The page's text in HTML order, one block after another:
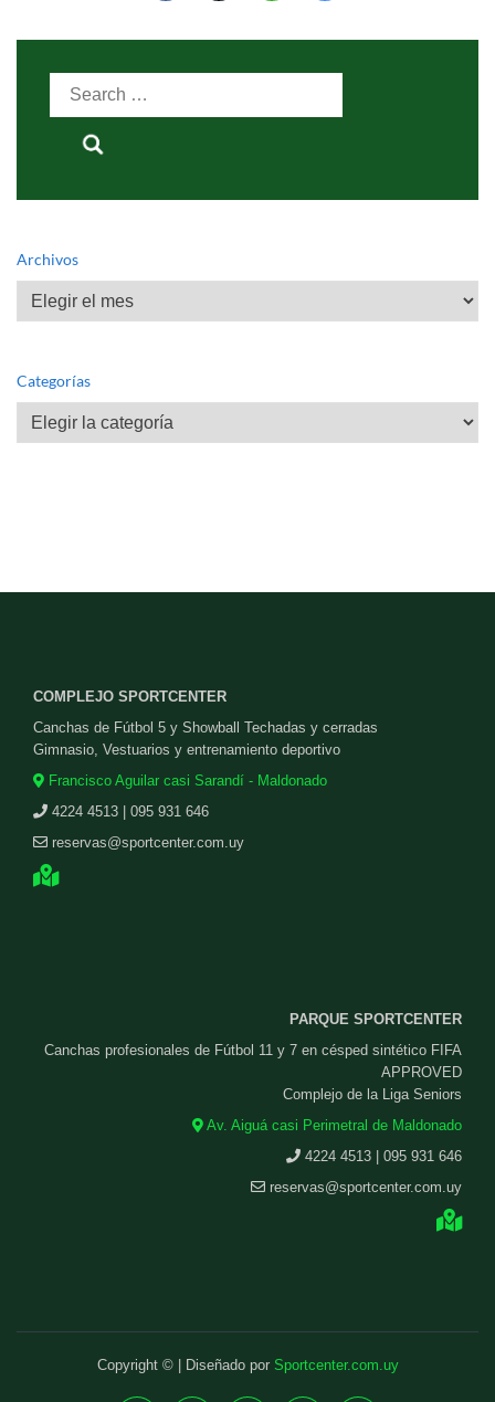
Search
Archivos
Archivos
Categorías
Categorías
COMPLEJO SPORTCENTER
Canchas de Fútbol 5 y Showball Techadas y cerradas
Gimnasio, Vestuarios y entrenamiento deportivo
Francisco Aguilar casi Sarandí - Maldonado
4224 4513 | 095 931 646
reservas@sportcenter.com.uy
PARQUE SPORTCENTER
Canchas profesionales de Fútbol 11 y 7 en césped sintético FIFA
APPROVED
Complejo de la Liga Seniors
Av. Aiguá casi Perimetral de Maldonado
4224 4513 | 095 931 646
reservas@sportcenter.com.uy
Copyright © | Diseñado por Sportcenter.com.uy